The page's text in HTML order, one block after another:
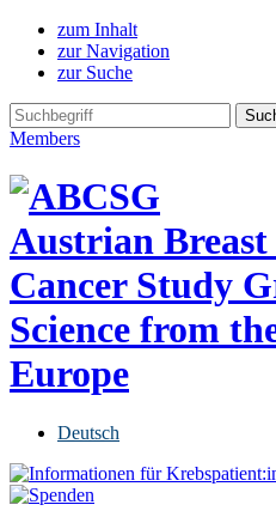
zum Inhalt
zur Navigation
zur Suche
Members
Austrian
Cancer Study
Science from
Europe
Deutsch